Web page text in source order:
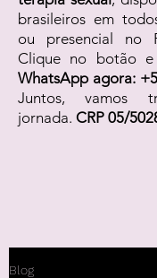
brasileiros em
ou presencial no
Clique no botão e
WhatsApp agora:
Juntos, vamos
jornada. CRP 05/
Blog